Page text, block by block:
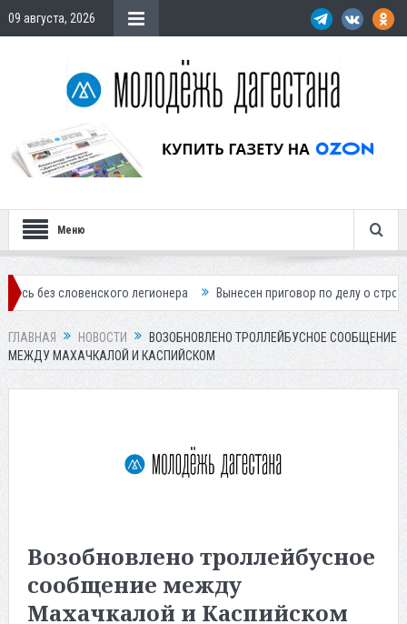
09 августа, 2026
Меню
легионера Вынесен приговор по делу о строительстве
ГЛАВНАЯ НОВОСТИ
ВОЗОБНОВЛЕНО ТРОЛЛЕЙБУСНОЕ СООБЩЕНИЕ
МЕЖДУ МАХАЧКАЛОЙ И КАСПИЙСКОМ
Возобновлено троллейбусное
сообщение между
Махачкалой и Каспийском